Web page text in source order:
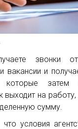
звонки от
вакансии и
которые затем
выходит на
сумму.
что условия